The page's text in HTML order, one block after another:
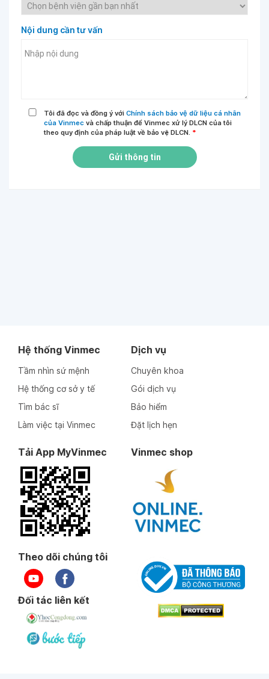
Nội dung cần tư vấn
Tôi đã đọc và đồng ý với Chính sách bảo vệ dữ liệu cá nhân
của Vinmec và chấp thuận để Vinmec xử lý DLCN của tôi
theo quy định của pháp luật về bảo vệ DLCN. *
Gửi thông tin
Hệ thống Vinmec
Tầm nhìn sứ mệnh
Hệ thống cơ sở y tế
Tìm bác sĩ
Làm việc tại Vinmec
Dịch vụ
Chuyên khoa
Gói dịch vụ
Bảo hiểm
Đặt lịch hẹn
Tải App MyVinmec Vinmec shop
Theo dõi chúng tôi
Đối tác liên kết